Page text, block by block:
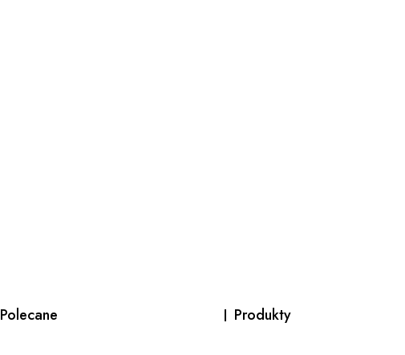
Polecane Produkty